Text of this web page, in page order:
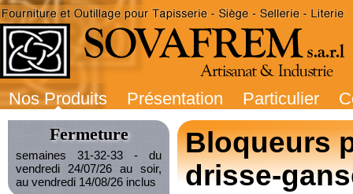
Nos Produits Présentation Particulier
Fermeture
semaines 31-32-33 - du
vendredi 24/07/26 au soir,
au vendredi 14/08/26 inclus
Bloqueurs
drisse-